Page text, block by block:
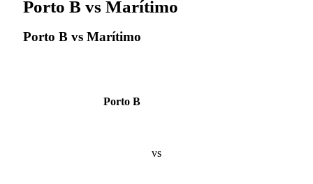
Porto B vs Marítimo
Porto B vs Marítimo
Porto B
vs